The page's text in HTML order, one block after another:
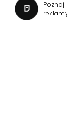
Poznaj